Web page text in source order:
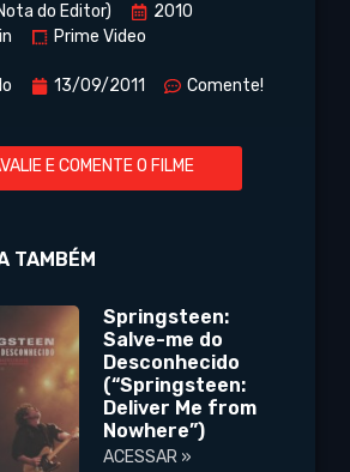
do Editor)
2010
Prime Video
13/09/2011 Comente!
E COMENTE O FILME
TAMBÉM
Springsteen:
Salve-me do
Desconhecido
(“Springsteen:
Deliver Me from
Nowhere”)
ACESSAR »